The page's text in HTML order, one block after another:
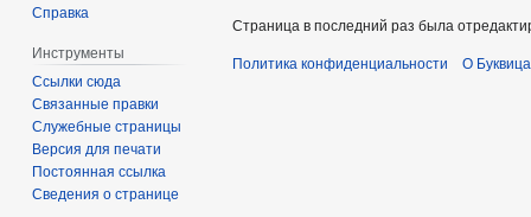
Справка
Инструменты
Ссылки сюда
Связанные правки
Служебные страницы
Версия для печати
Постоянная ссылка
Сведения о странице
Страница в последний раз была
Политика конфиденциальности О Буквица